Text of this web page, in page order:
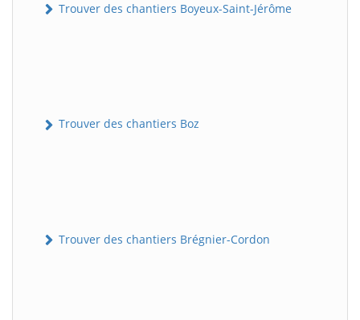
Trouver des chantiers Boyeux-Saint-Jérôme
Trouver des chantiers Boz
Trouver des chantiers Brégnier-Cordon